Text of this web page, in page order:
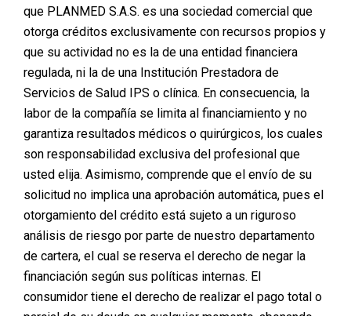
que PLANMED S.A.S. es una sociedad comercial que
otorga créditos exclusivamente con recursos propios y
que su actividad no es la de una entidad financiera
regulada, ni la de una Institución Prestadora de
Servicios de Salud IPS o clínica. En consecuencia, la
labor de la compañía se limita al financiamiento y no
garantiza resultados médicos o quirúrgicos, los cuales
son responsabilidad exclusiva del profesional que
usted elija. Asimismo, comprende que el envío de su
solicitud no implica una aprobación automática, pues el
otorgamiento del crédito está sujeto a un riguroso
análisis de riesgo por parte de nuestro departamento
de cartera, el cual se reserva el derecho de negar la
financiación según sus políticas internas. El
consumidor tiene el derecho de realizar el pago total o